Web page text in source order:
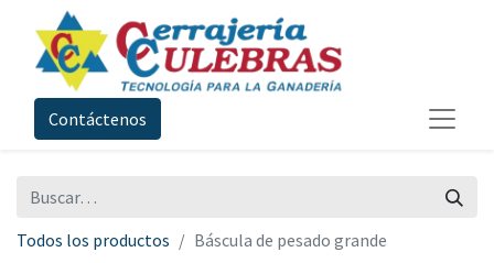
Contáctenos
Todos los productos Báscula de pesado grande